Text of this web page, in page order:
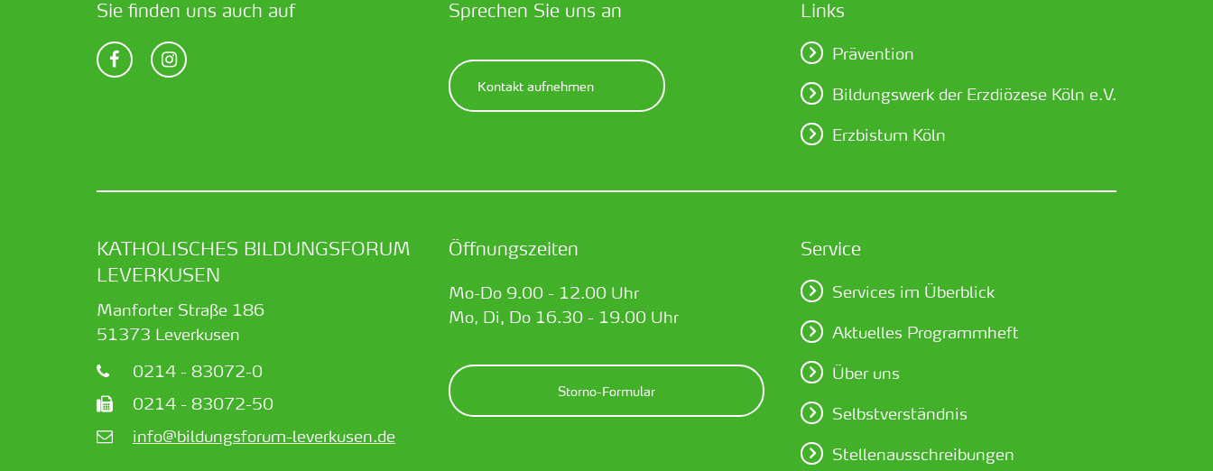
Sie finden uns auch auf Sprechen Sie uns an
Kontakt aufnehmen
Links
Prävention
Bildungswerk der Erzdiözese Köln e.V.
Erzbistum Köln
KATHOLISCHES BILDUNGSFORUM
LEVERKUSEN
Manforter Straße 186
51373 Leverkusen
0214 - 83072-0
0214 - 83072-50
info@bildungsforum-leverkusen.de
Öffnungszeiten
Mo-Do 9.00 - 12.00 Uhr
Mo, Di, Do 16.30 - 19.00 Uhr
Storno-Formular
Service
Services im Überblick
Aktuelles Programmheft
Über uns
Selbstverständnis
Stellenausschreibungen